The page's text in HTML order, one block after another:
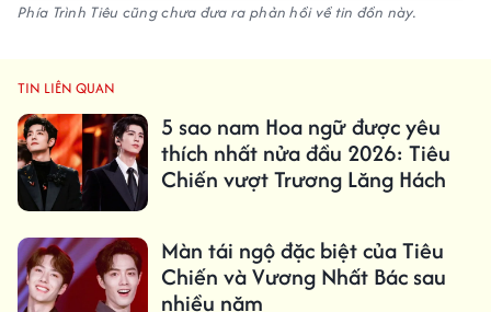
Phía Trình Tiêu cũng chưa đưa ra phản hồi về tin đồn này.
TIN LIÊN QUAN
5 sao nam Hoa ngữ được yêu
thích nhất nửa đầu 2026: Tiêu
Chiến vượt Trương Lăng Hách
Màn tái ngộ đặc biệt của Tiêu
Chiến và Vương Nhất Bác sau
nhiều năm